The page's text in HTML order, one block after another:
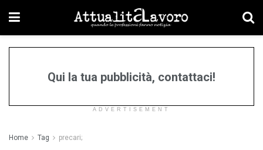
Qui la tua pubblicità, contattaci!
ADVERTISEMENT
Home Tag precari;